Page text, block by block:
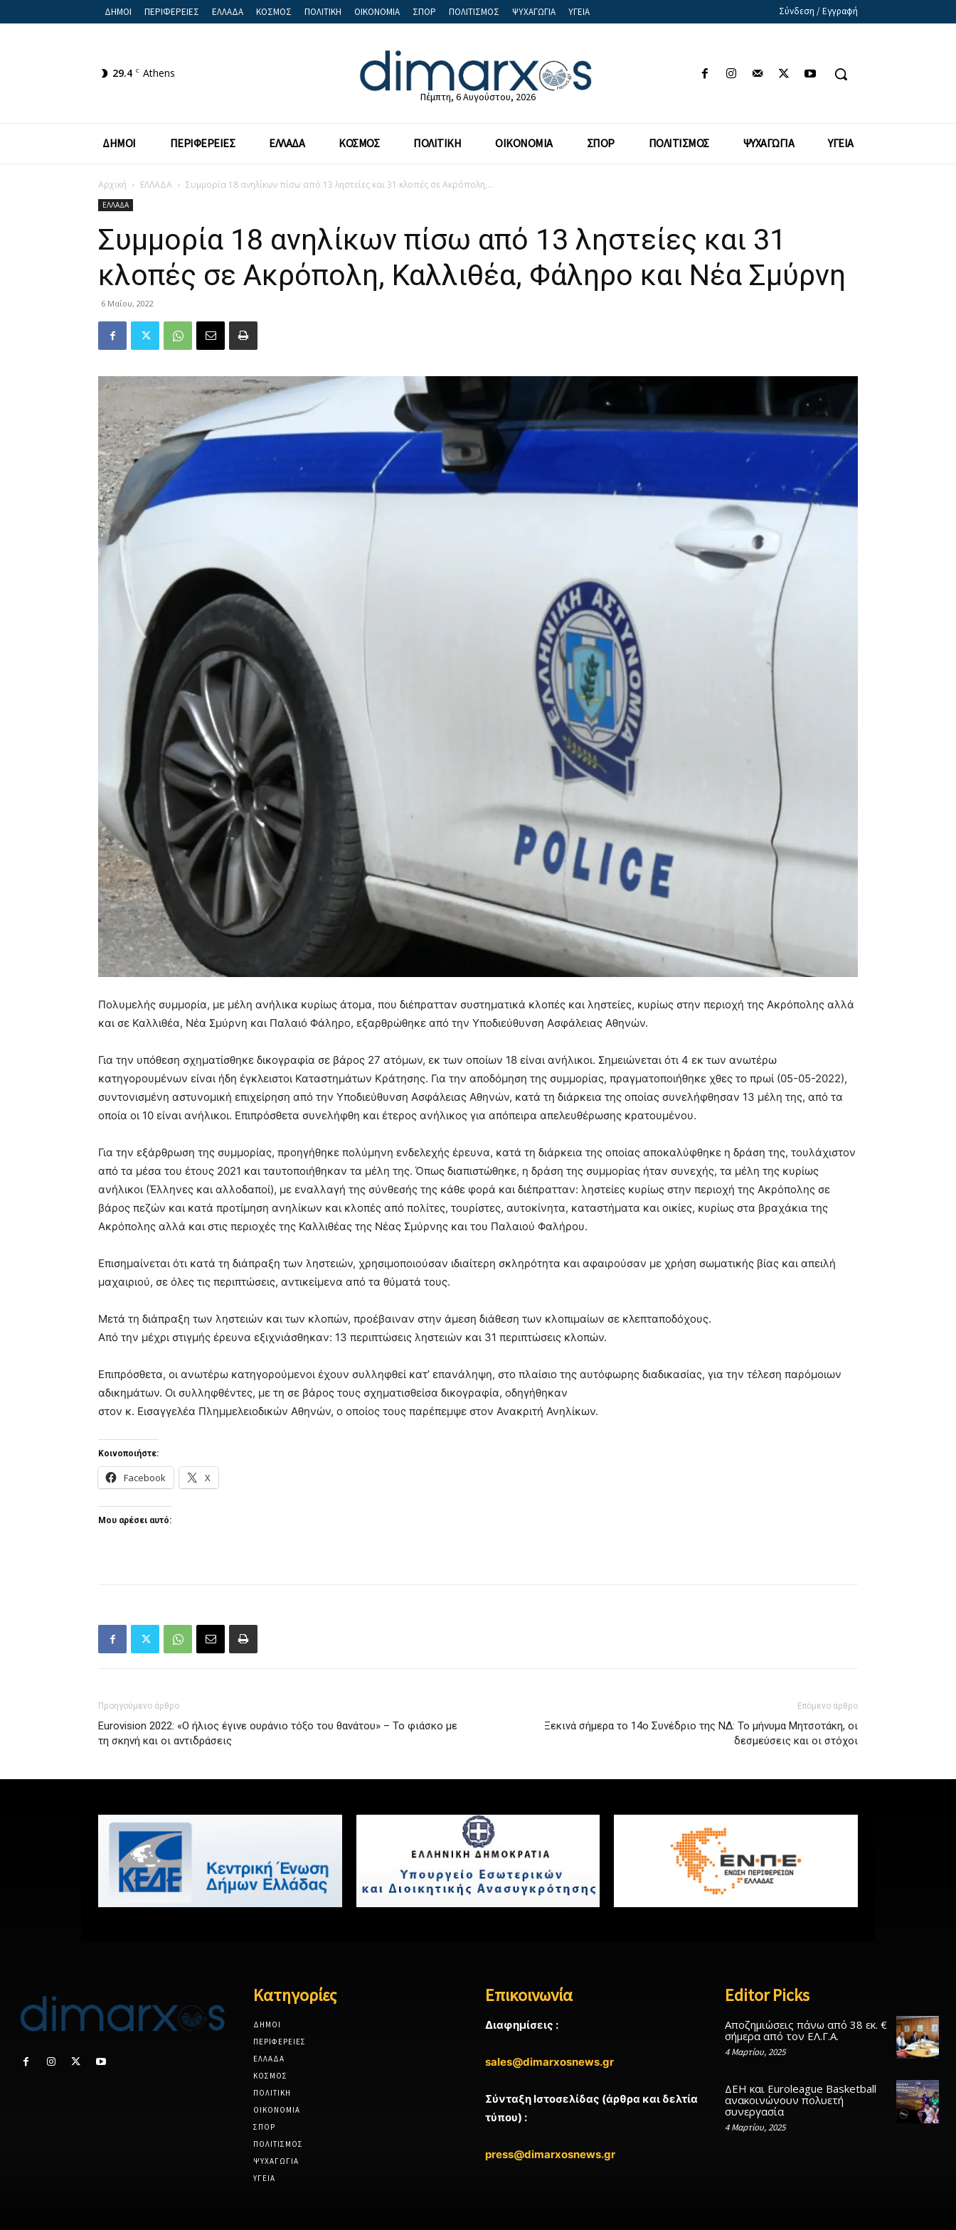
ΔΗΜΟΙ ΠΕΡΙΦΕΡΕΙΕΣ ΕΛΛΑΔΑ ΚΟΣΜΟΣ ΠΟΛΙΤΙΚΗ ΟΙΚΟΝΟΜΙΑ ΣΠΟΡ ΠΟΛΙΤΙΣΜΟΣ ΨΥΧΑΓΩΓΙΑ ΥΓΕΙΑ Σύνδεση / Εγγραφή
29.4 C Athens
Πέμπτη, 6 Αυγούστου, 2026
ΔΗΜΟΙ ΠΕΡΙΦΕΡΕΙΕΣ ΕΛΛΑΔΑ ΚΟΣΜΟΣ ΠΟΛΙΤΙΚΗ ΟΙΚΟΝΟΜΙΑ ΣΠΟΡ ΠΟΛΙΤΙΣΜΟΣ ΨΥΧΑΓΩΓΙΑ ΥΓΕΙΑ
Αρχική ΕΛΛΑΔΑ Συμμορία 18 ανηλίκων πίσω από 13 ληστείες και 31 κλοπές σε Ακρόπολη,...
ΕΛΛΑΔΑ
Συμμορία 18 ανηλίκων πίσω από 13 ληστείες και 31
κλοπές σε Ακρόπολη, Καλλιθέα, Φάληρο και Νέα Σμύρνη
6 Μαΐου, 2022
Πολυμελής συμμορία, με μέλη ανήλικα κυρίως άτομα, που διέπρατταν συστηματικά κλοπές και ληστείες, κυρίως στην περιοχή της Ακρόπολης αλλά
και σε Καλλιθέα, Νέα Σμύρνη και Παλαιό Φάληρο, εξαρθρώθηκε από την Υποδιεύθυνση Ασφάλειας Αθηνών.
Για την υπόθεση σχηματίσθηκε δικογραφία σε βάρος 27 ατόμων, εκ των οποίων 18 είναι ανήλικοι. Σημειώνεται ότι 4 εκ των ανωτέρω
κατηγορουμένων είναι ήδη έγκλειστοι Καταστημάτων Κράτησης. Για την αποδόμηση της συμμορίας, πραγματοποιήθηκε χθες το πρωί (05-05-2022),
συντονισμένη αστυνομική επιχείρηση από την Υποδιεύθυνση Ασφάλειας Αθηνών, κατά τη διάρκεια της οποίας συνελήφθησαν 13 μέλη της, από τα
οποία οι 10 είναι ανήλικοι. Επιπρόσθετα συνελήφθη και έτερος ανήλικος για απόπειρα απελευθέρωσης κρατουμένου.
Για την εξάρθρωση της συμμορίας, προηγήθηκε πολύμηνη ενδελεχής έρευνα, κατά τη διάρκεια της οποίας αποκαλύφθηκε η δράση της, τουλάχιστον
από τα μέσα του έτους 2021 και ταυτοποιήθηκαν τα μέλη της. Όπως διαπιστώθηκε, η δράση της συμμορίας ήταν συνεχής, τα μέλη της κυρίως
ανήλικοι (Έλληνες και αλλοδαποί), με εναλλαγή της σύνθεσής της κάθε φορά και διέπρατταν: ληστείες κυρίως στην περιοχή της Ακρόπολης σε
βάρος πεζών και κατά προτίμηση ανηλίκων και κλοπές από πολίτες, τουρίστες, αυτοκίνητα, καταστήματα και οικίες, κυρίως στα βραχάκια της
Ακρόπολης αλλά και στις περιοχές της Καλλιθέας της Νέας Σμύρνης και του Παλαιού Φαλήρου.
Επισημαίνεται ότι κατά τη διάπραξη των ληστειών, χρησιμοποιούσαν ιδιαίτερη σκληρότητα και αφαιρούσαν με χρήση σωματικής βίας και απειλή
μαχαιριού, σε όλες τις περιπτώσεις, αντικείμενα από τα θύματά τους.
Μετά τη διάπραξη των ληστειών και των κλοπών, προέβαιναν στην άμεση διάθεση των κλοπιμαίων σε κλεπταποδόχους.
Από την μέχρι στιγμής έρευνα εξιχνιάσθηκαν: 13 περιπτώσεις ληστειών και 31 περιπτώσεις κλοπών.
Επιπρόσθετα, οι ανωτέρω κατηγορούμενοι έχουν συλληφθεί κατ’ επανάληψη, στο πλαίσιο της αυτόφωρης διαδικασίας, για την τέλεση παρόμοιων
αδικημάτων. Οι συλληφθέντες, με τη σε βάρος τους σχηματισθείσα δικογραφία, οδηγήθηκαν
στον κ. Εισαγγελέα Πλημμελειοδικών Αθηνών, ο οποίος τους παρέπεμψε στον Ανακριτή Ανηλίκων.
Κοινοποιήστε:
Facebook X
Μου αρέσει αυτό:
Προηγούμενο άρθρο
Eurovision 2022: «Ο ήλιος έγινε ουράνιο τόξο του θανάτου» – Το φιάσκο με
τη σκηνή και οι αντιδράσεις
Επόμενο άρθρο
Ξεκινά σήμερα το 14ο Συνέδριο της ΝΔ: Το μήνυμα Μητσοτάκη, οι
δεσμεύσεις και οι στόχοι
Κατηγορίες
ΔΗΜΟΙ
ΠΕΡΙΦΕΡΕΙΕΣ
ΕΛΛΑΔΑ
ΚΟΣΜΟΣ
ΠΟΛΙΤΙΚΗ
ΟΙΚΟΝΟΜΙΑ
ΣΠΟΡ
ΠΟΛΙΤΙΣΜΟΣ
ΨΥΧΑΓΩΓΙΑ
ΥΓΕΙΑ
Επικοινωνία
Διαφημίσεις :
sales@dimarxosnews.gr
Σύνταξη Ιστοσελίδας (άρθρα και δελτία
τύπου) :
press@dimarxosnews.gr
Editor Picks
Αποζημιώσεις πάνω από 38 εκ. €
σήμερα από τον ΕΛ.Γ.Α.
4 Μαρτίου, 2025
ΔΕΗ και Euroleague Basketball
ανακοινώνουν πολυετή
συνεργασία
4 Μαρτίου, 2025